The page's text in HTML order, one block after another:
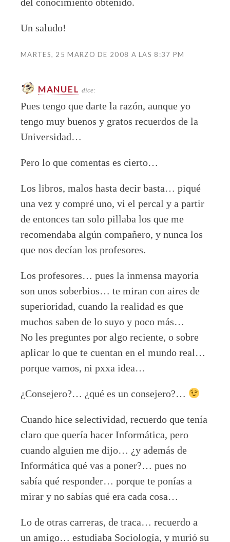
Un saludo!
MARTES, 25 MARZO DE 2008 A LAS 8:37 PM
MANUEL dice:
Pues tengo que darte la razón, aunque yo
tengo muy buenos y gratos recuerdos de la
Universidad…
Pero lo que comentas es cierto…
Los libros, malos hasta decir basta… piqué
una vez y compré uno, vi el percal y a partir
de entonces tan solo pillaba los que me
recomendaba algún compañero, y nunca los
que nos decían los profesores.
Los profesores… pues la inmensa mayoría
son unos soberbios… te miran con aires de
superioridad, cuando la realidad es que
muchos saben de lo suyo y poco más…
No les preguntes por algo reciente, o sobre
aplicar lo que te cuentan en el mundo real…
porque vamos, ni pxxa idea…
¿Consejero?… ¿qué es un consejero?…
Cuando hice selectividad, recuerdo que tenía
claro que quería hacer Informática, pero
cuando alguien me dijo… ¿y además de
Informática qué vas a poner?… pues no
sabía qué responder… porque te ponías a
mirar y no sabías qué era cada cosa…
Lo de otras carreras, de traca… recuerdo a
un amigo… estudiaba Sociología, y murió su